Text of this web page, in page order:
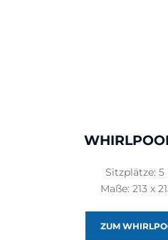
Sitzplätze: 5
Maße: 213 x
ZUM